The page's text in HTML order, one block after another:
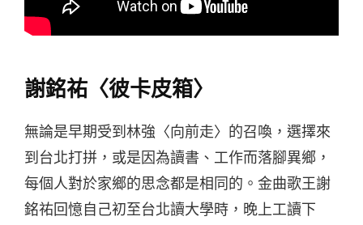
謝銘祐〈彼卡皮箱〉
無論是早期受到林強〈向前走〉的召喚，選擇來
到台北打拼，或是因為讀書、工作而落腳異鄉，
每個人對於家鄉的思念都是相同的。金曲歌王謝
銘祐回憶自己初至台北讀大學時，晚上工讀下